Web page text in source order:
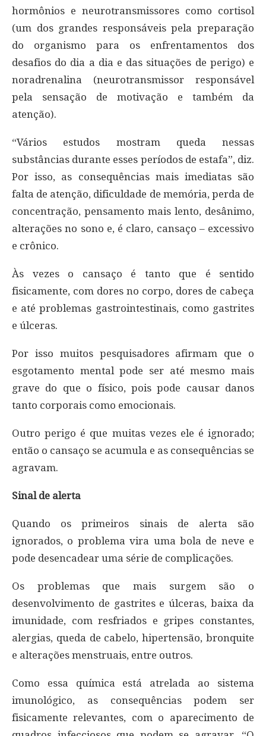
hormônios e neurotransmissores como cortisol
(um dos grandes responsáveis pela preparação
do organismo para os enfrentamentos dos
desafios do dia a dia e das situações de perigo) e
noradrenalina (neurotransmissor responsável
pela sensação de motivação e também da
atenção).
“Vários estudos mostram queda nessas
substâncias durante esses períodos de estafa”, diz.
Por isso, as consequências mais imediatas são
falta de atenção, dificuldade de memória, perda de
concentração, pensamento mais lento, desânimo,
alterações no sono e, é claro, cansaço – excessivo
e crônico.
Às vezes o cansaço é tanto que é sentido
fisicamente, com dores no corpo, dores de cabeça
e até problemas gastrointestinais, como gastrites
e úlceras.
Por isso muitos pesquisadores afirmam que o
esgotamento mental pode ser até mesmo mais
grave do que o físico, pois pode causar danos
tanto corporais como emocionais.
Outro perigo é que muitas vezes ele é ignorado;
então o cansaço se acumula e as consequências se
agravam.
Sinal de alerta
Quando os primeiros sinais de alerta são
ignorados, o problema vira uma bola de neve e
pode desencadear uma série de complicações.
Os problemas que mais surgem são o
desenvolvimento de gastrites e úlceras, baixa da
imunidade, com resfriados e gripes constantes,
alergias, queda de cabelo, hipertensão, bronquite
e alterações menstruais, entre outros.
Como essa química está atrelada ao sistema
imunológico, as consequências podem ser
fisicamente relevantes, com o aparecimento de